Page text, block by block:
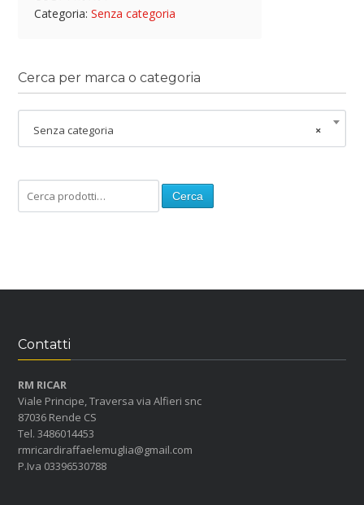
Categoria:Senza categoria
Cerca per marca o categoria
×
Senza categoria
Cerca
Contatti
RM RICAR
Viale Principe, Traversa via Alfieri snc
87036 Rende CS
Tel. 3486014453
rmricardiraffaelemuglia@gmail.com
P.Iva 03396530788